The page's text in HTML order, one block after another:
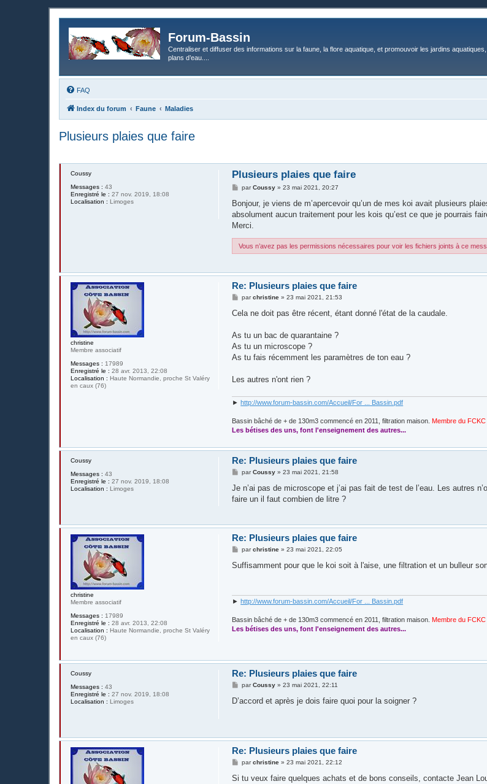
Forum-Bassin
Centraliser et diffuser des informations sur la faune, la flore aquatique, et promouvoir les jardins aquatiques,
plans d’eau....
FAQ
Index du forum Faune Maladies
Plusieurs plaies que faire
Coussy
Messages : 43
Enregistré le : 27 nov. 2019, 18:08
Localisation : Limoges
Plusieurs plaies que faire
M
s
a
g
parCoussy »23 mai 2021, 20:27
Bonjour, je viens de m’apercevoir qu’un de mes koi avait plusieurs
absolument aucun traitement pour les kois qu’est ce que je pourrais
Merci.
Vous n’avez pas les permissions nécessaires pour voir les fichiers joints à ce
christine
Membre associatif
Messages : 17989
Enregistré le : 28 avr. 2013, 22:08
Localisation : Haute Normandie, proche St Valéry
en caux (76)
Re: Plusieurs plaies que faire
M
s
g
parchristine »23 mai 2021, 21:53
Cela ne doit pas être récent, étant donné l'état de la caudale.
As tu un bac de quarantaine ?
As tu un microscope ?
As tu fais récemment les paramètres de ton eau ?
Les autres n'ont rien ?
►http://www.forum-bassin.com/Accueil/For ... Bassin.pdf
Bassin bâché de + de 130m3 commencé en 2011, filtration maison.Membre du FCKC
Les bétises des uns, font l'enseignement des autres...
Coussy
Messages : 43
Enregistré le : 27 nov. 2019, 18:08
Localisation : Limoges
Re: Plusieurs plaies que faire
M
s
a
parCoussy »23 mai 2021, 21:58
Je n’ai pas de microscope et j’ai pas fait de test de l’eau. Les autres
faire un il faut combien de litre ?
christine
Membre associatif
Messages : 17989
Enregistré le : 28 avr. 2013, 22:08
Localisation : Haute Normandie, proche St Valéry
en caux (76)
Re: Plusieurs plaies que faire
M
s
parchristine »23 mai 2021, 22:05
Suffisamment pour que le koi soit à l'aise, une filtration et un bulleur
►http://www.forum-bassin.com/Accueil/For ... Bassin.pdf
Bassin bâché de + de 130m3 commencé en 2011, filtration maison.Membre du FCKC
Les bétises des uns, font l'enseignement des autres...
Coussy
Messages : 43
Enregistré le : 27 nov. 2019, 18:08
Localisation : Limoges
Re: Plusieurs plaies que faire
M
s
parCoussy »23 mai 2021, 22:11
D’accord et après je dois faire quoi pour la soigner ?
Re: Plusieurs plaies que faire
M
s
parchristine »23 mai 2021, 22:12
Si tu veux faire quelques achats et de bons conseils, contacte Jean